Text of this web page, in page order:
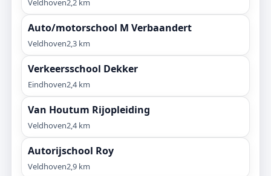
Veldhoven2,2 km
Auto/motorschool M Verbaandert
Veldhoven2,3 km
Verkeersschool Dekker
Eindhoven2,4 km
Van Houtum Rijopleiding
Veldhoven2,4 km
Autorijschool Roy
Veldhoven2,9 km